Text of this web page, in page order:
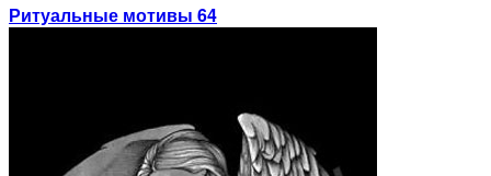
Ритуальные мотивы 64